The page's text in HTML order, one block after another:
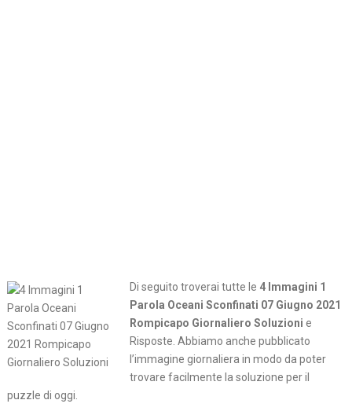
Di seguito troverai tutte le 4 Immagini 1
Parola Oceani Sconfinati 07 Giugno 2021
Rompicapo Giornaliero Soluzioni e
Risposte. Abbiamo anche pubblicato
l’immagine giornaliera in modo da poter
trovare facilmente la soluzione per il
puzzle di oggi.